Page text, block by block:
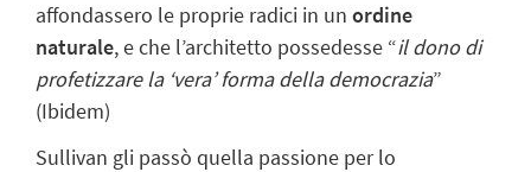
affondassero le proprie radici in un ordine
naturale, e che l’architetto possedesse “il dono di
profetizzare la ‘vera’ forma della democrazia”
(Ibidem)
Sullivan gli passò quella passione per lo